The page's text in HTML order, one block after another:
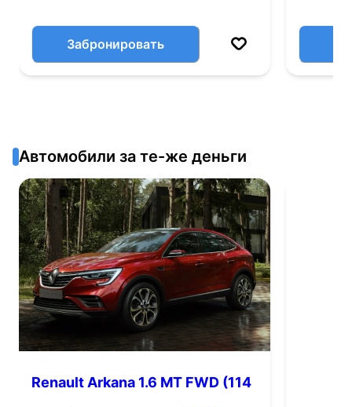
Забронировать
Автомобили за те-же деньги
Renault Arkana 1.6 MT FWD (114